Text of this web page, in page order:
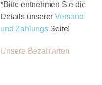
*Bitte entnehmen Sie die
Details unserer Versand
und Zahlungs Seite!
Unsere Bezahlarten